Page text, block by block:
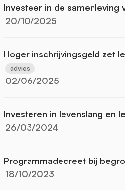
Investeer in de samenleving
20/10/2025
Hoger inschrijvingsgeld zet
advies
02/06/2025
Investeren in levenslang en
26/03/2024
Programmadecreet bij
18/10/2023